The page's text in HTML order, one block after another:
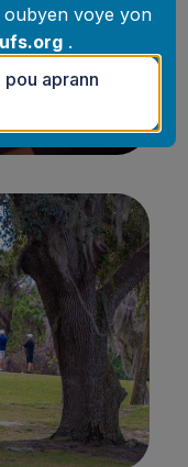
oubyen voye yon
.
aprann